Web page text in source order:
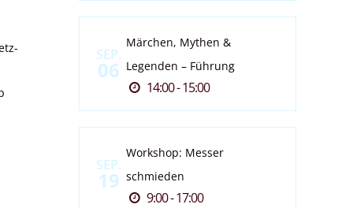
SEP.
06
Märchen, Mythen &
Legenden – Führung
14:00 - 15:00
SEP.
19
Workshop: Messer
schmieden
9:00 - 17:00